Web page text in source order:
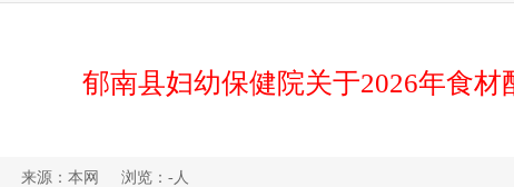
郁南县妇幼保健院关于2026年食
来源：本网 浏览： - 人